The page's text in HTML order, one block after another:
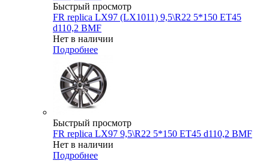
Быстрый просмотр
FR replica LX97 (LX1011) 9,5\R22 5*150 ET45
d110,2 BMF
Нет в наличии
Подробнее
Быстрый просмотр
FR replica LX97 9,5\R22 5*150 ET45 d110,2 BMF
Нет в наличии
Подробнее